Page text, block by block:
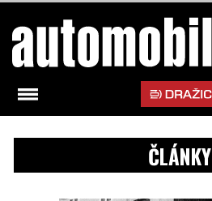
ČLÁNKY